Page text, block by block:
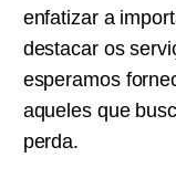
enfatizar a
destacar os
esperamos
aqueles que
perda.